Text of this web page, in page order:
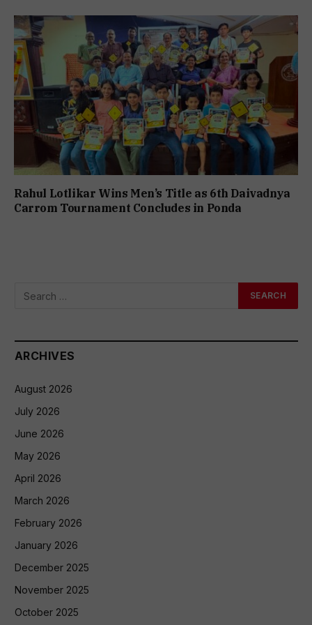
Rahul Lotlikar Wins Men’s Title as 6th Daivadnya
Carrom Tournament Concludes in Ponda
ARCHIVES
August 2026
July 2026
June 2026
May 2026
April 2026
March 2026
February 2026
January 2026
December 2025
November 2025
October 2025